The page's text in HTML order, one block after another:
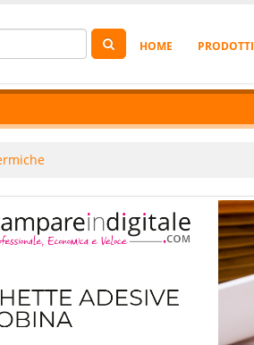
HOME PRODOTTI